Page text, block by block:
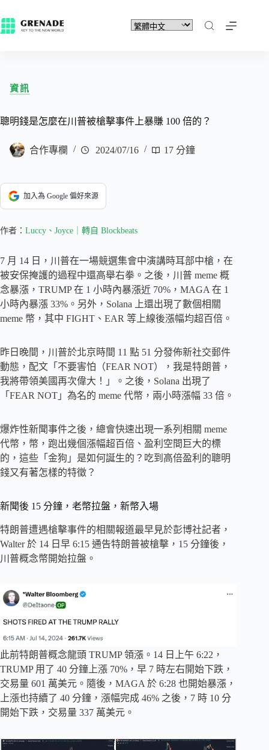
資訊
聰明錢是怎麼在川普被槍擊事件上暴賺 100 倍的？
合作專欄 2024/07/16 17 分鐘
加入為 Google 偏好來源
作者： Luccy、Joyce｜轉自 Blockbeats
7 月 14 日，川普在一場競選集會中演講時耳部中槍，在
被安保掩護的過程中還高舉右拳。之後，川普 meme 概
念暴漲，TRUMP 在 1 小時內暴漲近 70%，MAGA 在 1
小時內暴漲 33%。另外，Solana 上還出現了數個相關
meme 幣，其中 FIGHT、EAR 等上線後漲幅均超百倍。
昨日晚間，川普於北京時間 11 點 51 分發佈新社交郵件
動態，配文「不要害怕（FEAR NOT），我是特朗普，
我將帶領美國再次偉大！」。之後，Solana 出現了
「FEAR NOT」為名的 meme 代幣，兩小時漲幅 33 倍。
爆炸性新聞事件之後，總會快速出現一系列相關 meme
代幣，幣，跑出幾個漲幅超百倍、盈利空間巨大的標
的，這些「金狗」是如何誕生的？吃到高倍盈利的聰明
錢又有著怎樣的特徵？
新聞後 15 分鐘，老幣拉盤，新幣入場
特朗普遭遇槍擊事件的相關報道最早見於彭博社記者，
Walter 於 14 日早 6:15 通告特朗普被槍擊，15 分鐘後，
川普概念幣開始拉盤。
此前特朗普概念龍頭 TRUMP 領漲。14 日上午 6:22，
TRUMP 用了 40 分鐘上漲 70%，早 7 時左右開始下跌，
交易量 601 萬美元。隨後，MAGA 於 6:28 也開始暴漲，
上漲也持續了 40 分鐘，漲幅完成 46% 之後，7 時 10 分
開始下跌，交易量 337 萬美元。